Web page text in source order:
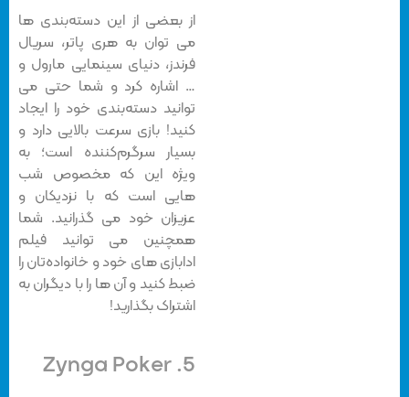
از بعضی از این دسته‌بندی ها
می توان به هری پاتر، سریال
فرندز، دنیای سینمایی مارول و
… اشاره کرد و شما حتی می
توانید دسته‌بندی خود را ایجاد
کنید! بازی سرعت بالایی دارد و
بسیار سرگرم‌کننده است؛ به
ویژه این که مخصوص شب
هایی است که با نزدیکان و
عزیزان خود می گذرانید. شما
همچنین می توانید فیلم
ادابازی های خود و خانواده‌تان را
ضبط کنید و آن ها را با دیگران به
اشتراک بگذارید!
Zynga Poker